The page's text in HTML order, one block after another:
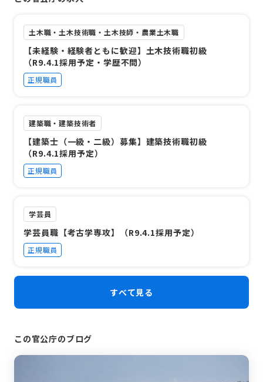
土木職・土木技術職・土木技師・農業土木職
【未経験・経験者ともに歓迎】土木技術職初級
（R9.4.1採用予定・学歴不問）
正規職員
建築職・建築技術者
【建築士（一級・二級）募集】建築技術職初級
（R9.4.1採用予定）
正規職員
学芸員
学芸員職【考古学専攻】（R9.4.1採用予定）
正規職員
すべて見る
この官公庁のブログ